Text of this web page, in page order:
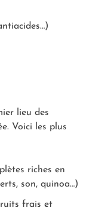
lieu des
Voici les plus
riches en
son, quinoa…)
frais et